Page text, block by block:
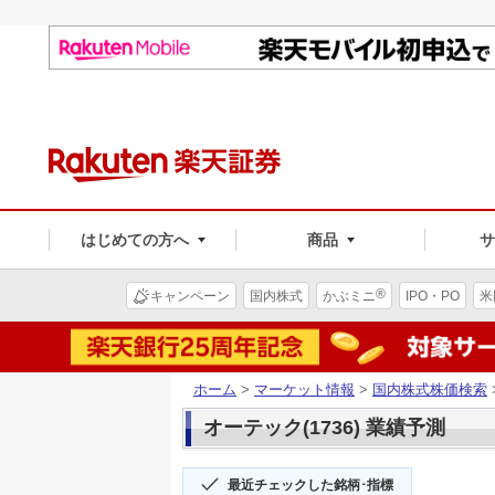
はじめての方へ 商品
キャンペーン 国内株式 かぶミニ® IPO・PO
ホーム > マーケット情報 > 国内株式株価検索
オーテック(1736) 業績予測
最近チェックした銘柄･指標